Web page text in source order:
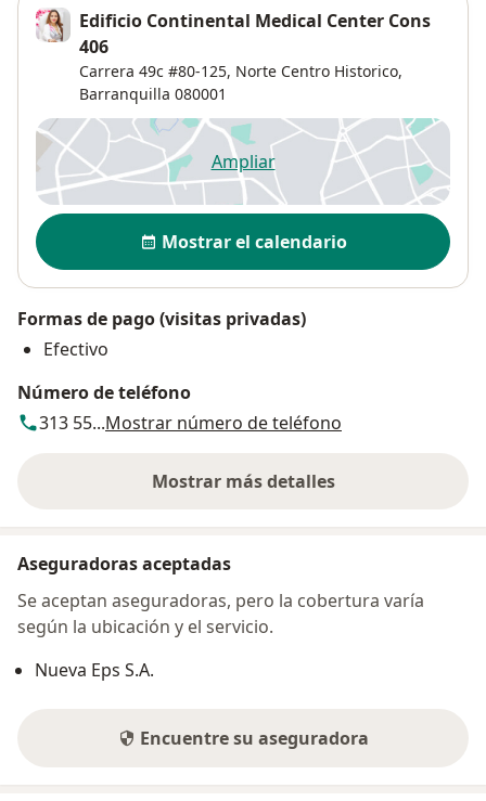
Edificio Continental Medical Center Cons
406
Carrera 49c #80-125, Norte Centro Historico,
Barranquilla 080001
Ampliarse abre en una nueva
Disponibilidad
Mostrar el calendario
Formas de pago (visitas privadas)
Efectivo
Número de teléfono
313 55...Mostrar número de teléfono
Mostrar más detalles
sobre la dirección
Aseguradoras aceptadas
Se aceptan aseguradoras, pero la cobertura varía
según la ubicación y el servicio.
Nueva Eps S.A.
Encuentre su aseguradora